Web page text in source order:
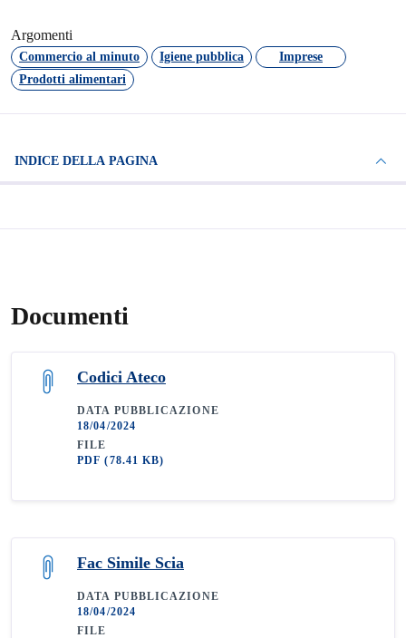
Argomenti
Commercio al minuto Igiene pubblica
Imprese
Prodotti alimentari
INDICE DELLA PAGINA
Documenti
Codici Ateco
DATA PUBBLICAZIONE
18/04/2024
FILE
PDF(78.41 KB)
Fac Simile Scia
DATA PUBBLICAZIONE
18/04/2024
FILE